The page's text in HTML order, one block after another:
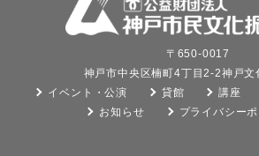
〒650-0017
神戸市中央区楠町4丁目2-2神戸文
イベント・公演
貸館 講座
お知らせ
プライバシー